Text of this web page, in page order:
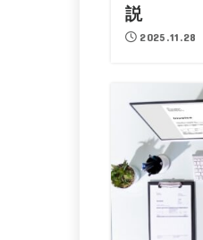
説
2025.11.28